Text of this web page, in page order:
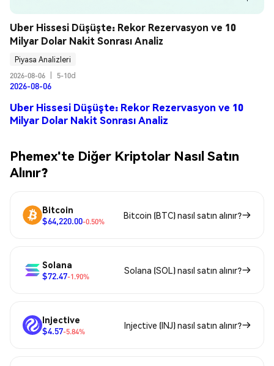
Uber Hissesi Düşüşte: Rekor Rezervasyon ve 10
Milyar Dolar Nakit Sonrası Analiz
Piyasa Analizleri
2026-08-06
5-10d
2026-08-06
Uber Hissesi Düşüşte: Rekor Rezervasyon ve 10
Milyar Dolar Nakit Sonrası Analiz
Phemex'te Diğer Kriptolar Nasıl Satın
Alınır?
Bitcoin
$64,220.00-0.50%
Bitcoin (BTC) nasıl satın alınır?
Solana
$72.47-1.90%
Solana (SOL) nasıl satın alınır?
Injective
$4.57-5.84%
Injective (INJ) nasıl satın alınır?